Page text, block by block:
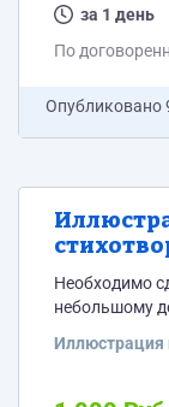
за 1 день
По
Опубликовано
Необходимо
небольшому
Иллюстрация